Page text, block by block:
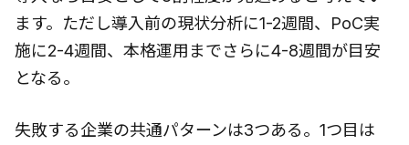
ます。ただし導入前の現状分析に1-2週間、PoC実
施に2-4週間、本格運用までさらに4-8週間が目安
となる。
失敗する企業の共通パターンは3つある。1つ目は